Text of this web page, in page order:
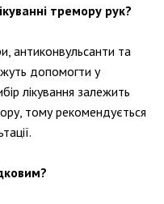
тремору рук?
антиконвульсанти та
допомогти у
лікування залежить
тому рекомендується